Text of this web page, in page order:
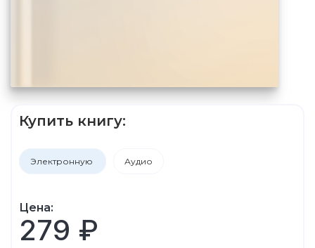
Купить книгу:
Электронную Аудио
Цена:
279 ₽